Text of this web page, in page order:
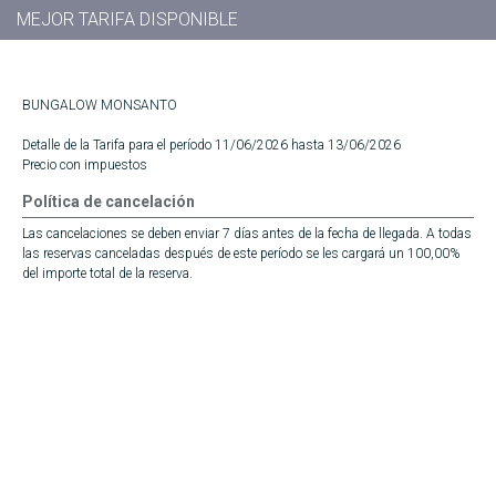
MEJOR TARIFA DISPONIBLE
BUNGALOW MONSANTO
Detalle de la Tarifa para el período 11/06/2026 hasta 13/06/2026
Precio con impuestos
Política de cancelación
Las cancelaciones se deben enviar 7 días antes de la fecha de llegada. A todas
las reservas canceladas después de este período se les cargará un 100,00%
del importe total de la reserva.